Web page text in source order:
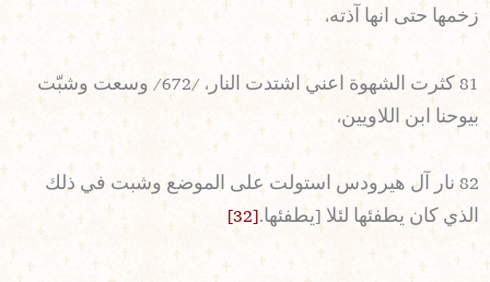
زخمها حتى انها آذته،
81 كثرت الشهوة اعني اشتدت النار، /672/ وسعت وشبّت
بيوحنا ابن اللاويين،
82 نار آل هيرودس استولت على الموضع وشبت في ذلك
الذي كان يطفئها لئلا [يطفئها. [32]